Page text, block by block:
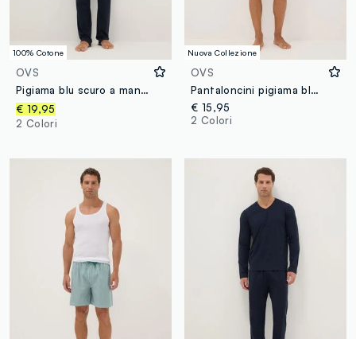
100% Cotone
OVS
Pigiama blu scuro a maniche lunghe in jersey di puro cotone organico regular fit
€ 19,95
2 Colori
Nuova Collezione
OVS
Pantaloncini pigiama blu in cotone organico a quadri
€ 15,95
2 Colori